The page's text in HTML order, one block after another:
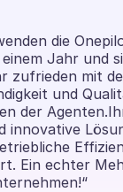
die
Jahr und
zufrieden mit
und
der
innovative
Ein echter